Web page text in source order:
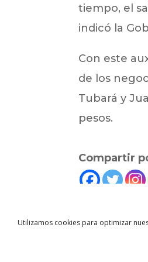
Utilizamos cookies para optimizar
tiempo, el
indicó la
Con este
de los
Tubará y
pesos.
Compartir